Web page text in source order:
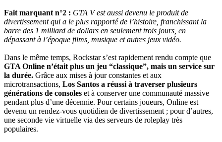
Fait marquant n°2 : GTA V est aussi devenu le produit de
divertissement qui a le plus rapporté de l’histoire, franchissant la
barre des 1 milliard de dollars en seulement trois jours, en
dépassant à l’époque films, musique et autres jeux vidéo.
Dans le même temps, Rockstar s’est rapidement rendu compte que
GTA Online n’était plus un jeu “classique”, mais un service sur
la durée. Grâce aux mises à jour constantes et aux
microtransactions, Los Santos a réussi à traverser plusieurs
générations de consoles et à conserver une communauté massive
pendant plus d’une décennie. Pour certains joueurs, Online est
devenu un rendez-vous quotidien de divertissement ; pour d’autres,
une seconde vie virtuelle via des serveurs de roleplay très
populaires.